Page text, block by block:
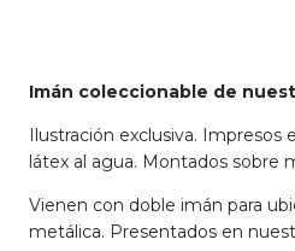
Imán coleccionable de
Ilustración exclusiva. Impresos
látex al agua. Montados sobre
Vienen con doble imán para
metálica. Presentados en